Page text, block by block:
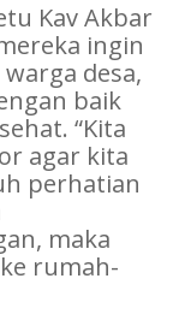
Kav Akbar
ingin
desa,
baik
“Kita
agar kita
perhatian
maka
rumah-